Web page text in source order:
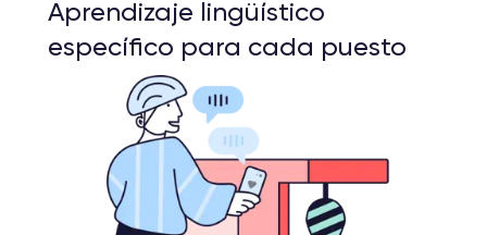
Aprendizaje lingüístico
específico para cada puesto